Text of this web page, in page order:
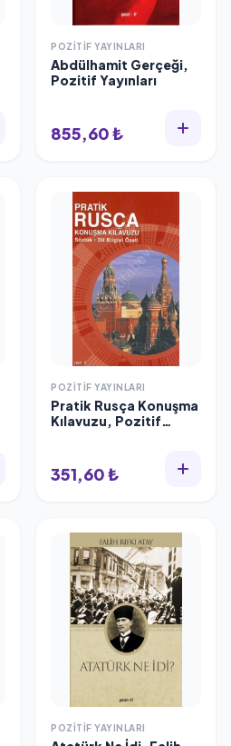
POZITIF YAYINLARI
Abdülhamit Gerçeği,
Pozitif Yayınları
855,60 ₺
POZITIF YAYINLARI
Pratik Rusça Konuşma
Kılavuzu, Pozitif
351,60 ₺
POZITIF YAYINLARI